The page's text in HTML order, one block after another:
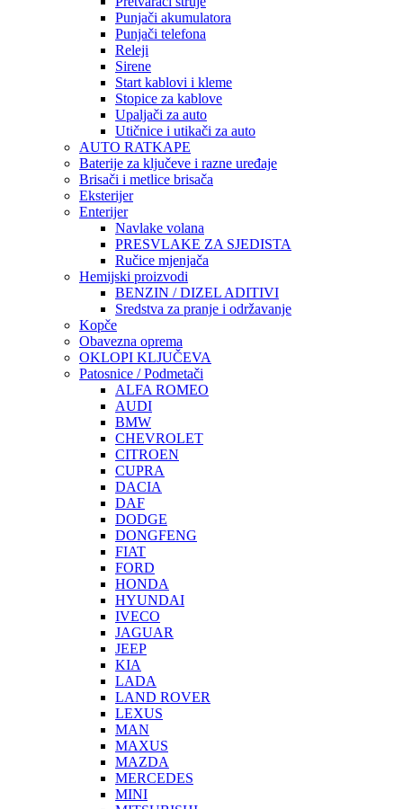
Punjači akumulatora
Punjači telefona
Releji
Sirene
Start kablovi i kleme
Stopice za kablove
Upaljači za auto
Utičnice i utikači za auto
AUTO RATKAPE
Baterije za ključeve i razne uređaje
Brisači i metlice brisača
Eksterijer
Enterijer
Navlake volana
PRESVLAKE ZA SJEDISTA
Ručice mjenjača
Hemijski proizvodi
BENZIN / DIZEL ADITIVI
Sredstva za pranje i održavanje
Kopče
Obavezna oprema
OKLOPI KLJUČEVA
Patosnice / Podmetači
ALFA ROMEO
AUDI
BMW
CHEVROLET
CITROEN
CUPRA
DACIA
DAF
DODGE
DONGFENG
FIAT
FORD
HONDA
HYUNDAI
IVECO
JAGUAR
JEEP
KIA
LADA
LAND ROVER
LEXUS
MAN
MAXUS
MAZDA
MERCEDES
MINI